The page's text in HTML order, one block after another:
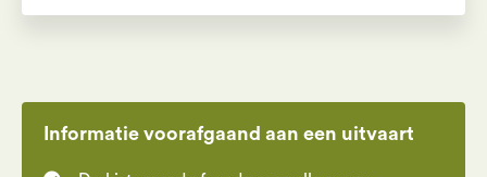
Informatie voorafgaand aan een uitvaart